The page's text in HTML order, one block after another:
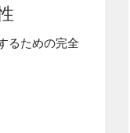
るための完全